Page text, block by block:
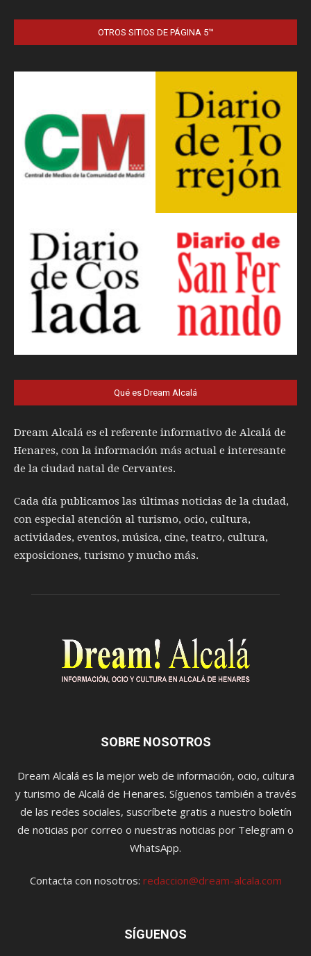
OTROS SITIOS DE PÁGINA 5™
Qué es Dream Alcalá
Dream Alcalá es el referente informativo de Alcalá de
Henares, con la información más actual e interesante
de la ciudad natal de Cervantes.
Cada día publicamos las últimas noticias de la ciudad,
con especial atención al turismo, ocio, cultura,
actividades, eventos, música, cine, teatro, cultura,
exposiciones, turismo y mucho más.
SOBRE NOSOTROS
Dream Alcalá es la mejor web de información, ocio, cultura
y turismo de Alcalá de Henares. Síguenos también a través
de las redes sociales, suscríbete gratis a nuestro boletín
de noticias por correo o nuestras noticias por Telegram o
WhatsApp.
Contacta con nosotros: redaccion@dream-alcala.com
SÍGUENOS